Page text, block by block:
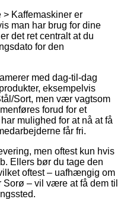
> Kaffemaskiner er
man har brug for dine
det ret centralt at du
for den
med dag-til-dag
eksempelvis
Sort, men vær vagtsom
forud for et
mulighed for at nå at få
får fri.
men oftest kun hvis
Ellers bør du tage den
oftest – uafhængig om
– vil være at få dem til